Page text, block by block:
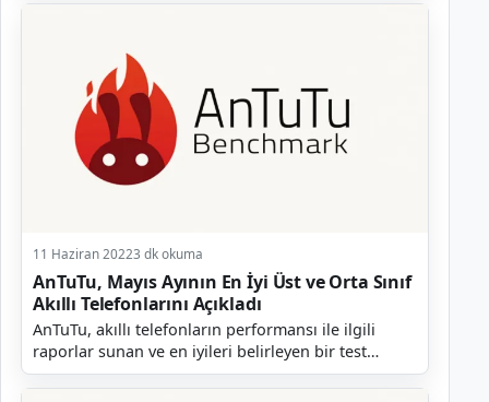
11 Haziran 20223 dk okuma
AnTuTu, Mayıs Ayının En İyi Üst ve Orta Sınıf
Akıllı Telefonlarını Açıkladı
AnTuTu, akıllı telefonların performansı ile ilgili
raporlar sunan ve en iyileri belirleyen bir test
platformudur. Şirket her ay olduğu gibi geçtiğimiz...